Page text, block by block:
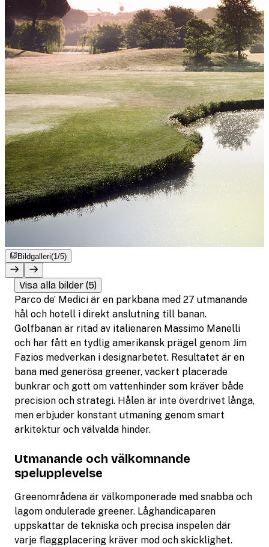
Bildgalleri(1/5)
Visa alla bilder (5)
Parco de’ Medici är en parkbana med 27 utmanande
hål och hotell i direkt anslutning till banan.
Golfbanan är ritad av italienaren Massimo Manelli
och har fått en tydlig amerikansk prägel genom Jim
Fazios medverkan i designarbetet. Resultatet är en
bana med generösa greener, vackert placerade
bunkrar och gott om vattenhinder som kräver både
precision och strategi. Hålen är inte överdrivet långa,
men erbjuder konstant utmaning genom smart
arkitektur och välvalda hinder.
Utmanande och välkomnande
spelupplevelse
Greenområdena är välkomponerade med snabba och
lagom ondulerade greener. Låghandicaparen
uppskattar de tekniska och precisa inspelen där
varje flaggplacering kräver mod och skicklighet.